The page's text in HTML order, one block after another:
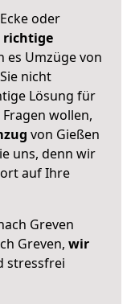
oder
richtige
es Umzüge von
nicht
Lösung für
wollen,
von Gießen
uns, denn wir
auf Ihre
Greven
Greven, wir
stressfrei